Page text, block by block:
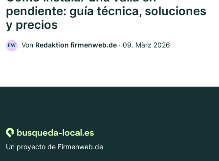
pendiente: guía técnica, soluciones
y precios
FW Von Redaktion firmenweb.de ‧ 09. März 2026
Un proyecto de Firmenweb.de